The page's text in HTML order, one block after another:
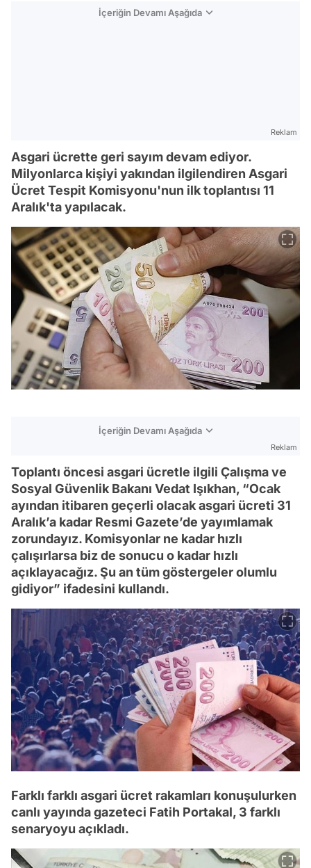
İçeriğin Devamı Aşağıda
Reklam
Asgari ücrette geri sayım devam ediyor.
Milyonlarca kişiyi yakından ilgilendiren Asgari
Ücret Tespit Komisyonu'nun ilk toplantısı 11
Aralık'ta yapılacak.
İçeriğin Devamı Aşağıda
Reklam
Toplantı öncesi asgari ücretle ilgili Çalışma ve
Sosyal Güvenlik Bakanı Vedat Işıkhan, “Ocak
ayından itibaren geçerli olacak asgari ücreti 31
Aralık’a kadar Resmi Gazete’de yayımlamak
zorundayız. Komisyonlar ne kadar hızlı
çalışırlarsa biz de sonucu o kadar hızlı
açıklayacağız. Şu an tüm göstergeler olumlu
gidiyor” ifadesini kullandı.
Farklı farklı asgari ücret rakamları konuşulurken
canlı yayında gazeteci Fatih Portakal, 3 farklı
senaryoyu açıkladı.